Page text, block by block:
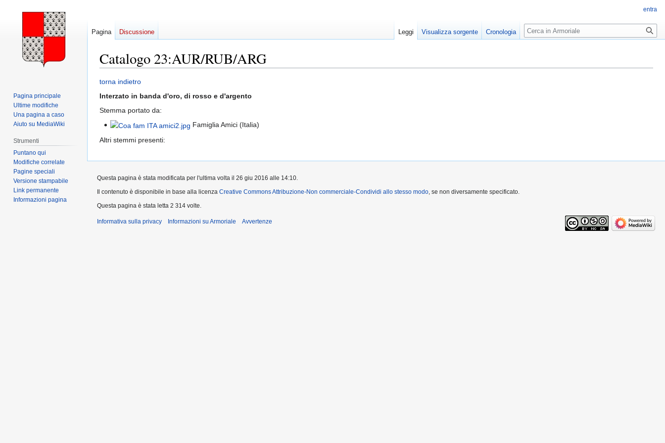
Catalogo 23:AUR/RUB/ARG
Vai
alla
Vai
alla
torna indietro
Interzato in banda d'oro, di rosso e d'argento
Stemma portato da:
Famiglia Amici (Italia)
Altri stemmi presenti:
entra
Pagina Discussione Leggi Visualizza sorgente Cronologia Ricerca
Pagina principale
Ultime modifiche
Una pagina a caso
Aiuto su MediaWiki
Strumenti
Puntano qui
Modifiche correlate
Pagine speciali
Versione stampabile
Link permanente
Informazioni pagina
Questa pagina è stata modificata per l'ultima volta il 26 giu 2016 alle 14:10.
Il contenuto è disponibile in base alla licenza Creative Commons Attribuzione-Non commerciale-Condividi allo stesso modo , se non diversamente specificato.
Questa pagina è stata letta 2 314 volte.
Informativa sulla privacy Informazioni su Armoriale Avvertenze